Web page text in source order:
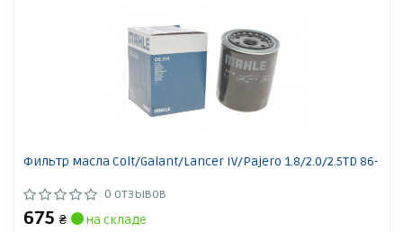
Фильтр масла Colt/Galant/Lancer IV/Pajero 1.8/2.0/2.5TD 86-
0 отзывов
675 ₴
на складе